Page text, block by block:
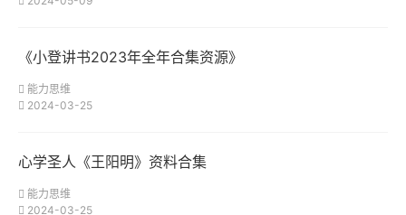
《小登讲书2023年全年合集资源》
能力思维
2024-03-25
心学圣人《王阳明》资料合集
能力思维
2024-03-25